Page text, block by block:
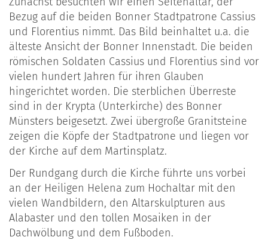
Bezug auf die beiden Bonner Stadtpatrone Cassius
und Florentius nimmt. Das Bild beinhaltet u.a. die
älteste Ansicht der Bonner Innenstadt. Die beiden
römischen Soldaten Cassius und Florentius sind vor
vielen hundert Jahren für ihren Glauben
hingerichtet worden. Die sterblichen Überreste
sind in der Krypta (Unterkirche) des Bonner
Münsters beigesetzt. Zwei übergroße Granitsteine
zeigen die Köpfe der Stadtpatrone und liegen vor
der Kirche auf dem Martinsplatz.
Der Rundgang durch die Kirche führte uns vorbei
an der Heiligen Helena zum Hochaltar mit den
vielen Wandbildern, den Altarskulpturen aus
Alabaster und den tollen Mosaiken in der
Dachwölbung und dem Fußboden.